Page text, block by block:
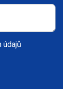
údajů